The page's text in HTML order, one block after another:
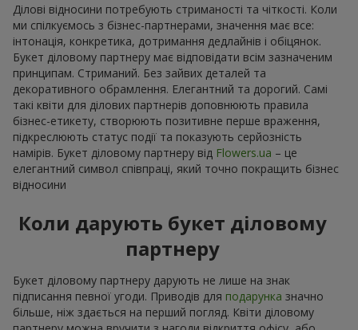
Ділові відносини потребують стриманості та чіткості. Коли
ми спілкуємось з бізнес-партнерами, значення має все:
інтонація, конкретика, дотримання дедлайнів і обіцянок.
Букет діловому партнеру має відповідати всім зазначеним
принципам. Стриманий. Без зайвих деталей та
декоративного обрамлення. Елегантний та дорогий. Самі
такі квіти для ділових партнерів доповнюють правила
бізнес-етикету, створюють позитивне перше враження,
підкреслюють статус події та показують серйозність
намірів. Букет діловому партнеру від Flowers.ua – це
елегантний символ співпраці, який точно покращить бізнес
відносини
Коли дарують букет діловому
партнеру
Букет діловому партнеру дарують не лише на знак
підписання певної угоди. Приводів для подарунка значно
більше, ніж здається на перший погляд. Квіти діловому